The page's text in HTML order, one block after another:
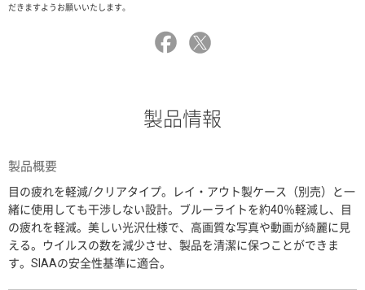
だきますようお願いいたします。
製品情報
製品概要
目の疲れを軽減/クリアタイプ。レイ・アウト製ケース（別売）と一
緒に使用しても干渉しない設計。ブルーライトを約40％軽減し、目
の疲れを軽減。美しい光沢仕様で、高画質な写真や動画が綺麗に見
える。ウイルスの数を減少させ、製品を清潔に保つことができま
す。SIAAの安全性基準に適合。